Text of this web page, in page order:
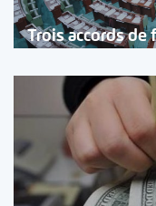
Trois accords de